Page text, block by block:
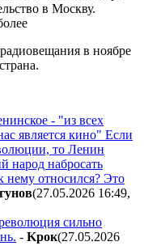
в Москву.
в ноябре
- "из всех
является кино" Если
то Ленин
народ набросать
нему относился? Это
(27.05.2026 16:49,
сильно
- Kpoк(27.05.2026